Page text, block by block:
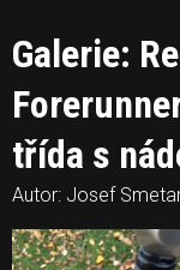
Galerie:
třída s
Autor: Josef